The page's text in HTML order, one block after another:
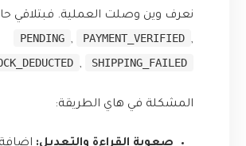
نعرف وين وصلت العملية. فبتلاقي
PENDING , PAYMENT_VERIFIED ,
, SHIPPING_FAILED
المشكلة في هاي الطريقة: